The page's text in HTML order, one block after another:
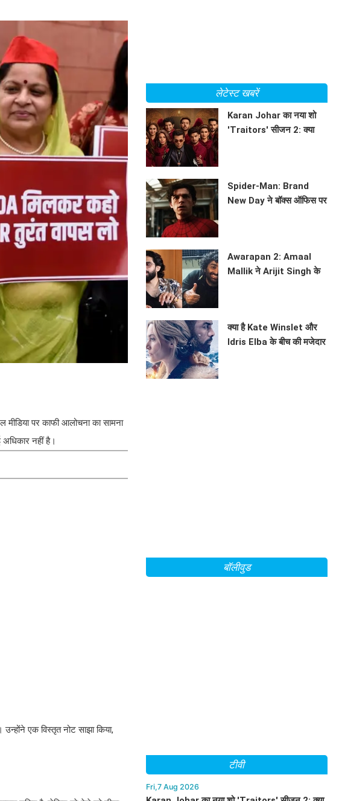
पर काफी आलोचना का सामना
अधिकार नहीं है।
एक विस्तृत नोट साझा किया,
लेटेस्ट खबरें
Karan Johar का नया शो
'Traitors' सीजन 2: क्या
Spider-Man: Brand
New Day ने बॉक्स ऑफिस पर
Awarapan 2: Amaal
Mallik ने Arijit Singh के
क्या है Kate Winslet और
Idris Elba के बीच की मजेदार
बॉलीवुड
टीवी
Fri,7 Aug 2026